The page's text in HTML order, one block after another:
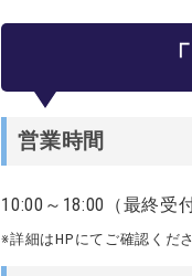
営業時間
10:00～18:00（最終受
※詳細はHPにてご確認くだ